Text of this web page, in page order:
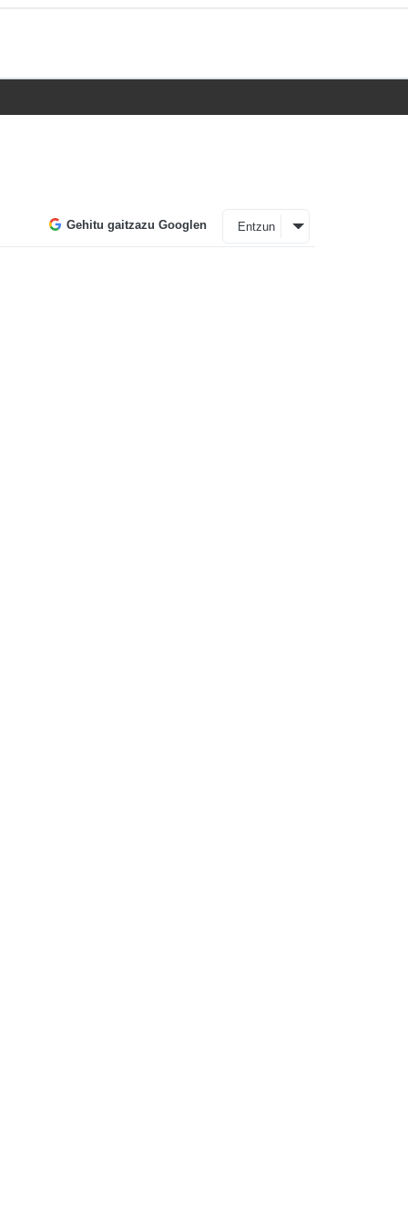
Gehitu gaitzazu Googlen Entzun